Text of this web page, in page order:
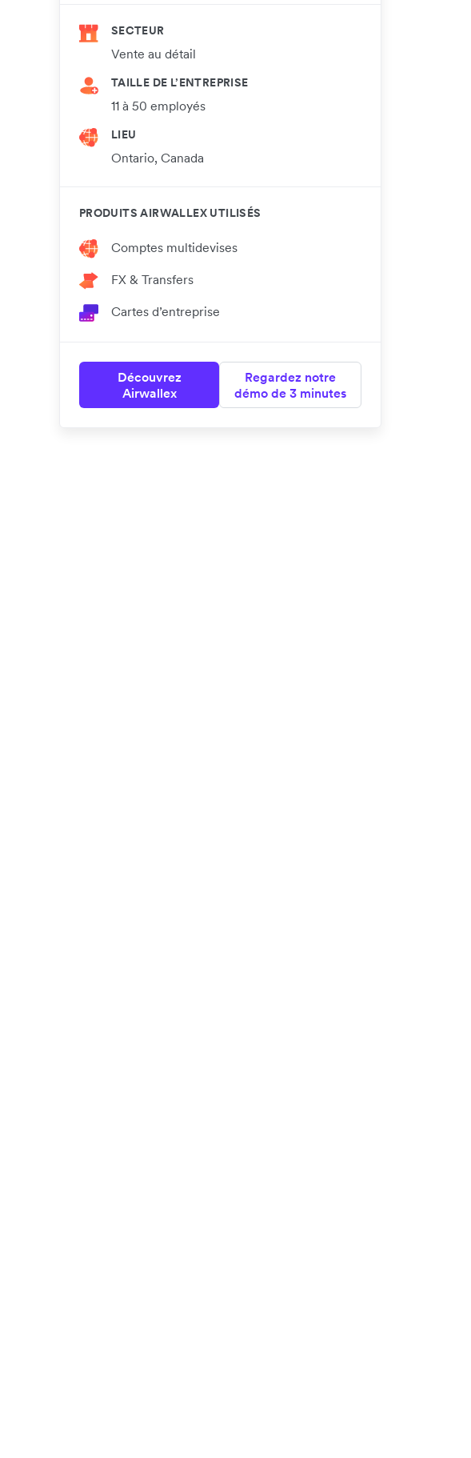
SECTEUR
Vente au détail
TAILLE DE L’ENTREPRISE
11 à 50 employés
LIEU
Ontario, Canada
PRODUITS AIRWALLEX UTILISÉS
Comptes multidevises
FX & Transfers
Cartes d’entreprise
Découvrez
Airwallex
Regardez notre
démo de 3 minutes